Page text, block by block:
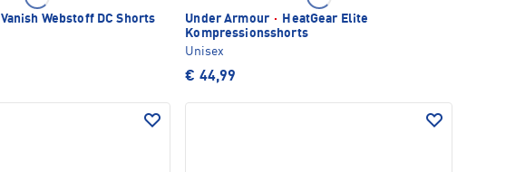
Vanish Webstoff DC Shorts
Under Armour ·
HeatGear Elite
Kompressionsshorts
Unisex
€ 44,99